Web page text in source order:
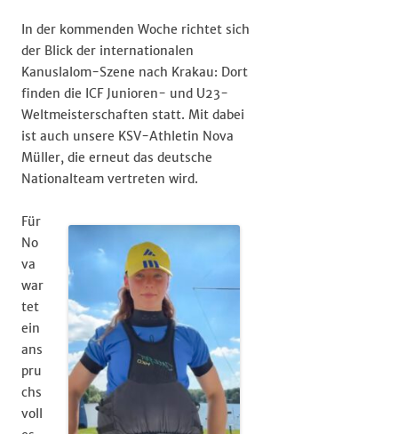
In der kommenden Woche richtet sich
der Blick der internationalen
Kanuslalom-Szene nach Krakau: Dort
finden die ICF Junioren- und U23-
Weltmeisterschaften statt. Mit dabei
ist auch unsere KSV-Athletin Nova
Müller, die erneut das deutsche
Nationalteam vertreten wird.
Für
No
va
war
tet
ein
ans
pru
chs
voll